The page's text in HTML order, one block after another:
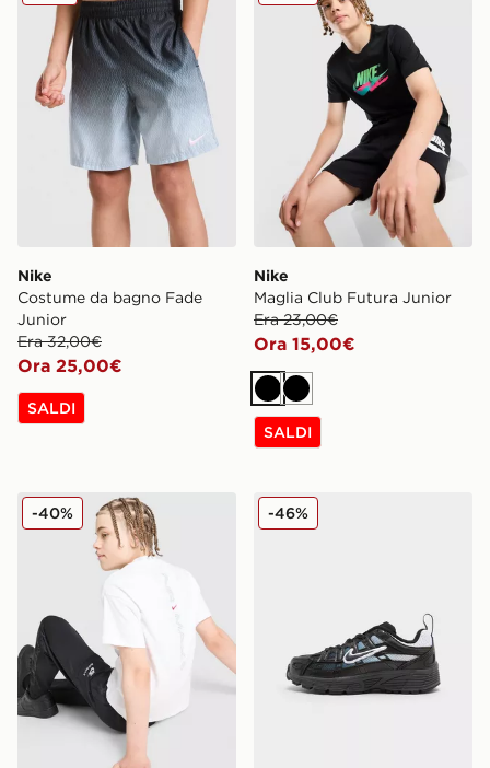
Nike
Costume da bagno Fade
Junior
Era 32,00€
Ora 25,00€
SALDI
Nike
Maglia Club Futura Junior
Era 23,00€
Ora 15,00€
NeroNero
SALDI
Nike Maglia Air Max 95 Junior
-40% Nike P-6000 Children
-46%